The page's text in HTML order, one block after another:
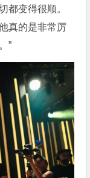
都变得很顺。
真的是非常厉
”